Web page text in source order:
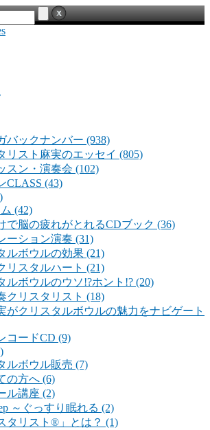
バックナンバー (938)
リスト麻実のエッセイ (805)
スン・演奏会 (102)
CLASS (43)
(42)
で脳の疲れがとれるCDブック (36)
ーション演奏 (31)
ルボウルの効果 (21)
リスタルハート (21)
ルボウルのウソ!?ホント!? (20)
クリスタリスト (18)
がクリスタルボウルの魅力をナビゲート
コードCD (9)
ルボウル販売 (7)
の方へ (6)
ル講座 (2)
～ぐっすり眠れる (2)
タリスト®」とは？ (1)